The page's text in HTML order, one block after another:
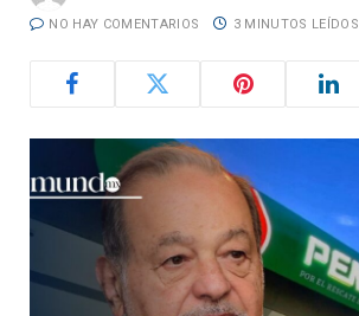
NO HAY COMENTARIOS 3 MINUTOS LEÍDOS